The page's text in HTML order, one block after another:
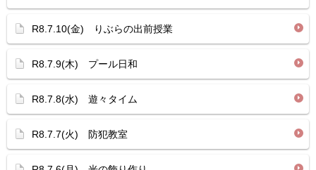
R8.7.10(金) りぶらの出前授業
R8.7.9(木) プール日和
R8.7.8(水) 遊々タイム
R8.7.7(火) 防犯教室